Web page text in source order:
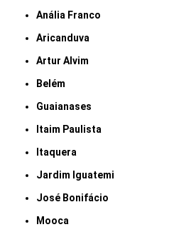
Anália Franco
Aricanduva
Artur Alvim
Belém
Guaianases
Itaim Paulista
Itaquera
Jardim Iguatemi
José Bonifácio
Mooca